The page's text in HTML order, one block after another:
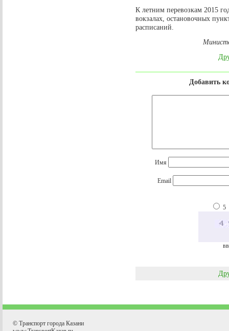
К летним перевозкам 2015
вокзалах, остановочных
расписаний.
Добавить
Имя
Email
5
© Транспорт города Казани